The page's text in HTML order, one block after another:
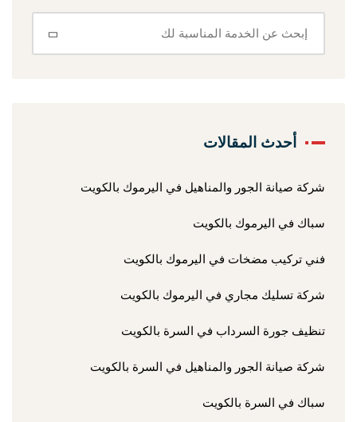
أحدث المقالات
شركة صيانة الجور والمناهيل في اليرموك بالكويت
سباك في اليرموك بالكويت
فني تركيب مضخات في اليرموك بالكويت
شركة تسليك مجاري في اليرموك بالكويت
تنظيف جورة السرداب في السرة بالكويت
شركة صيانة الجور والمناهيل في السرة بالكويت
سباك في السرة بالكويت